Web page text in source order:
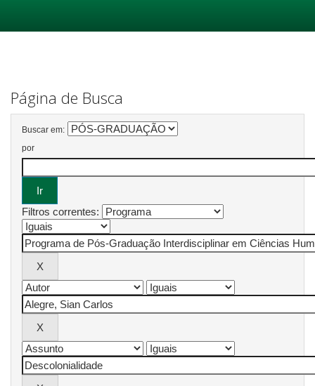
Página de Busca
Buscar em:
por
Filtros correntes: